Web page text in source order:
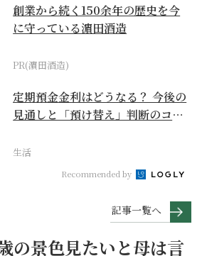
創業から続く150余年の歴史を今
に守っている濵田酒造
PR(濵田酒造)
定期預金金利はどうなる？ 今後の
見通しと「預け替え」判断のコツ
生活
Recommended by
記事一覧へ
の景色見たいと母は言